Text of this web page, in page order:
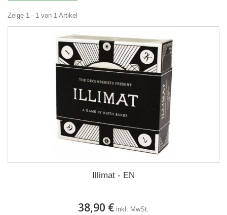
Zeige 1 - 1 von 1 Artikel
Illimat - EN
38,90 € inkl. MwSt.